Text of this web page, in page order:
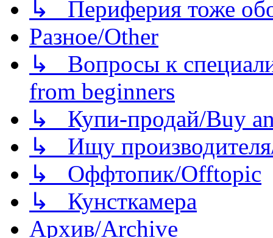
↳ Периферия тоже
Разное/Other
↳ Вопросы к
from beginners
↳ Купи-продай/Buy
↳ Ищу
↳ Оффтопик/Offtopic
↳ Кунсткамера
Архив/Archive